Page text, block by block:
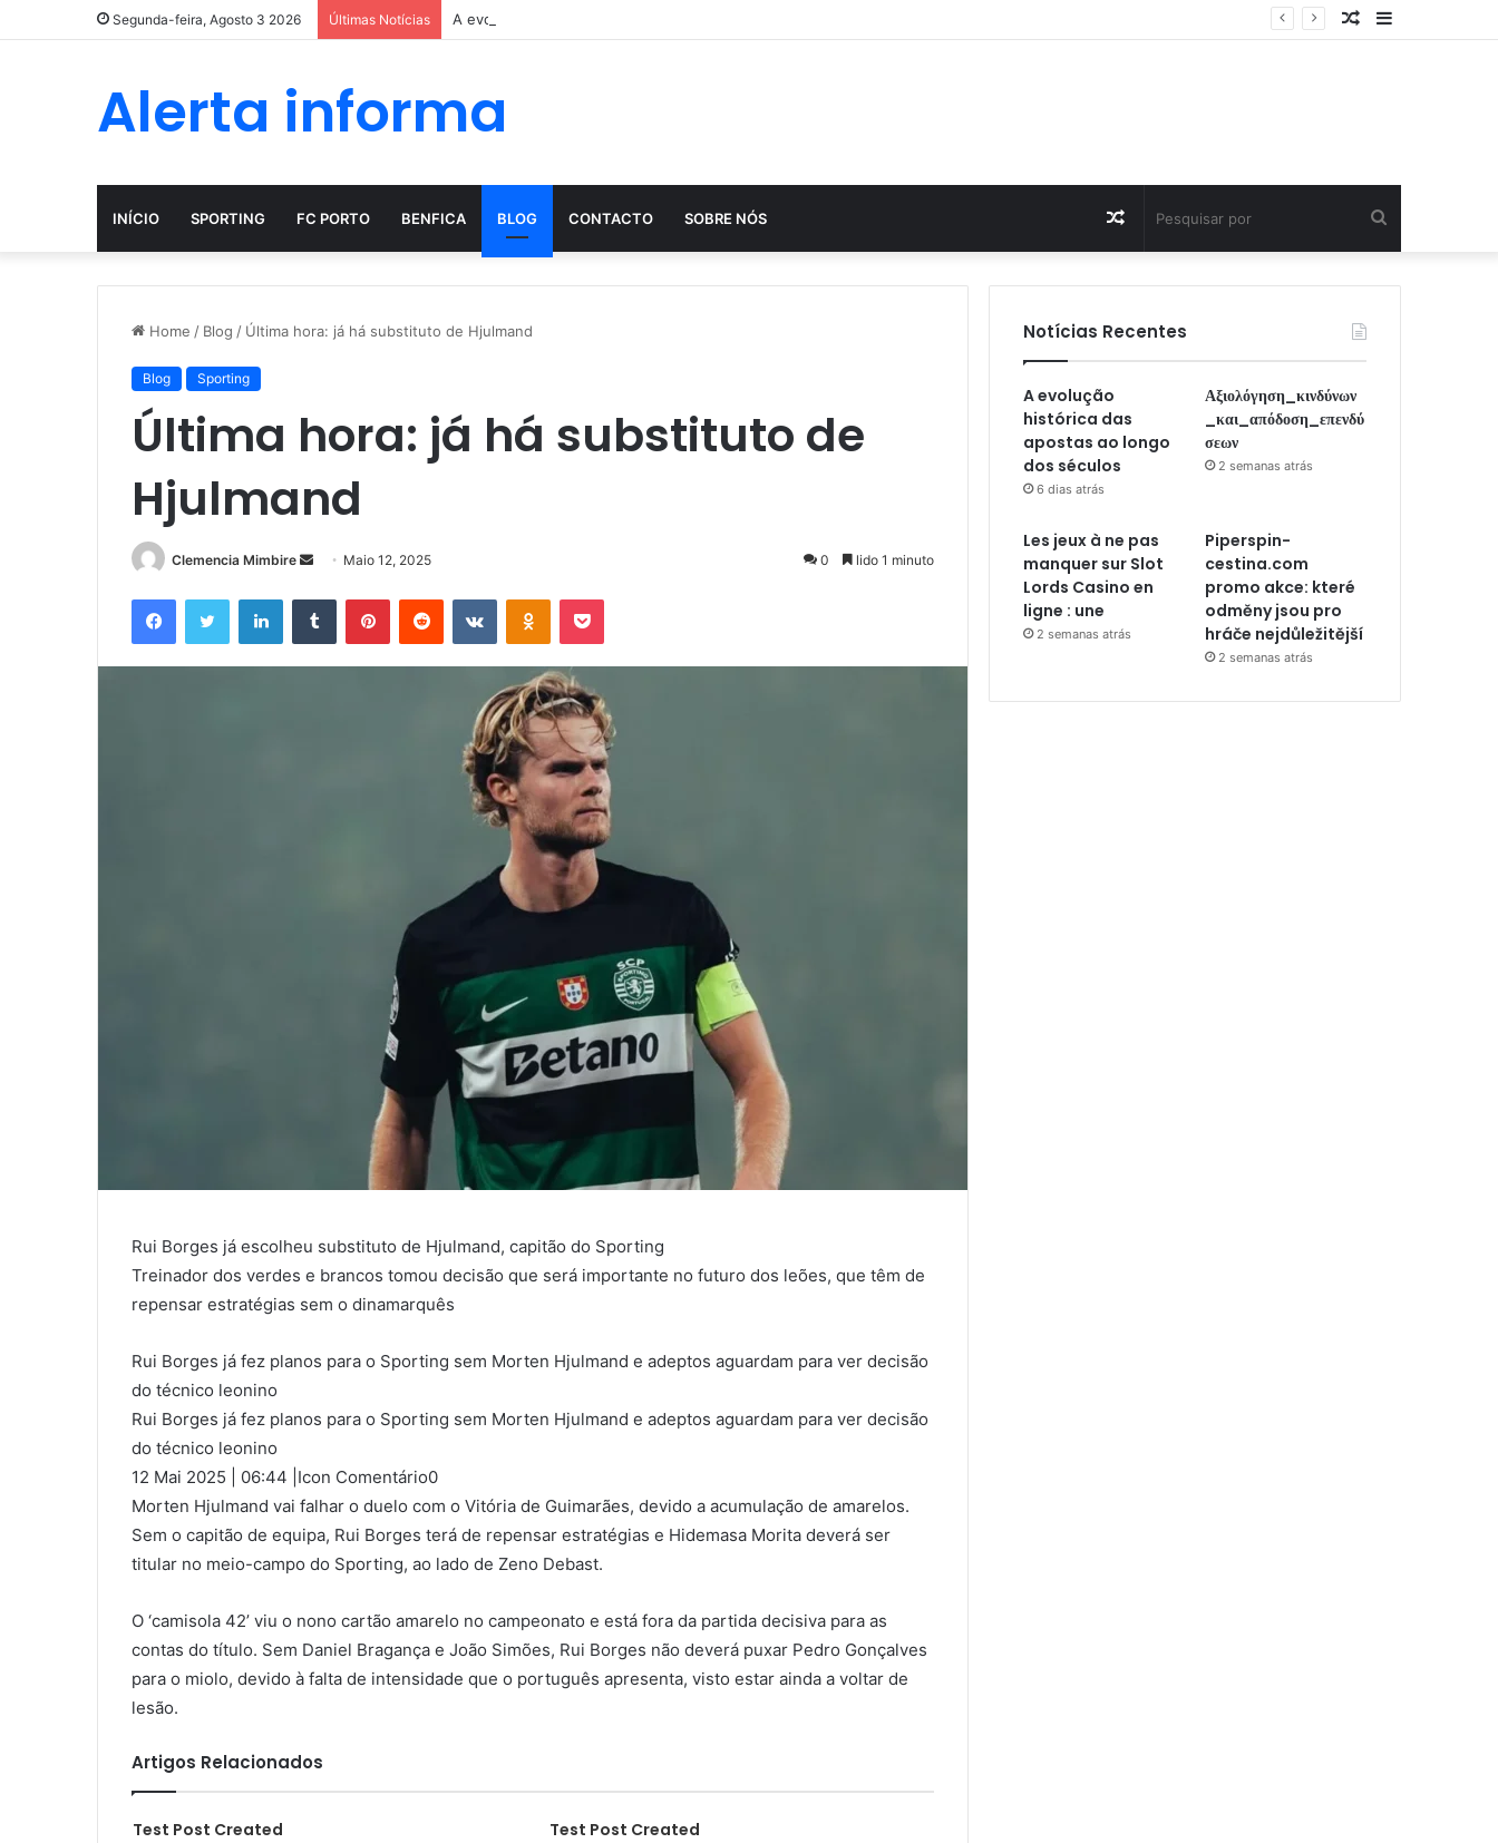
Segunda-feira, Agosto 3 2026 Últimas Notícias A evolução histórica das apostas ao longo dos séculos Sidebar
Artigo
Alerta informa
INÍCIO SPORTING FC PORTO BENFICA BLOG CONTACTO SOBRE NÓS
por
Artigo
Aleatório
Home / Blog / Última hora: já há substituto de Hjulmand
Blog Sporting
Última hora: já há substituto de
Hjulmand
Clemencia Mimbire
Send
email
Maio 12, 2025 0 lido 1 minuto
FacebookTwitter LinkedInTumblr PinterestReddit VKontakteOdnoklassniki
Pocket
Rui Borges já escolheu substituto de Hjulmand, capitão do Sporting
Treinador dos verdes e brancos tomou decisão que será importante no futuro dos leões, que têm de
repensar estratégias sem o dinamarquês
Rui Borges já fez planos para o Sporting sem Morten Hjulmand e adeptos aguardam para ver decisão
do técnico leonino
Rui Borges já fez planos para o Sporting sem Morten Hjulmand e adeptos aguardam para ver decisão
do técnico leonino
12 Mai 2025 | 06:44 |Icon Comentário0
Morten Hjulmand vai falhar o duelo com o Vitória de Guimarães, devido a acumulação de amarelos.
Sem o capitão de equipa, Rui Borges terá de repensar estratégias e Hidemasa Morita deverá ser
titular no meio-campo do Sporting, ao lado de Zeno Debast.
O ‘camisola 42’ viu o nono cartão amarelo no campeonato e está fora da partida decisiva para as
contas do título. Sem Daniel Bragança e João Simões, Rui Borges não deverá puxar Pedro Gonçalves
para o miolo, devido à falta de intensidade que o português apresenta, visto estar ainda a voltar de
lesão.
Artigos Relacionados
Test Post Created Test Post Created
Notícias Recentes
A evolução
histórica das
apostas ao longo
dos séculos
6 dias atrás
Αξιολόγηση_κινδύνων
_και_απόδοση_επενδύ
σεων
2 semanas atrás
Les jeux à ne pas
manquer sur Slot
Lords Casino en
ligne : une
2 semanas atrás
Piperspin-
cestina.com
promo akce: které
odměny jsou pro
hráče nejdůležitější
2 semanas atrás